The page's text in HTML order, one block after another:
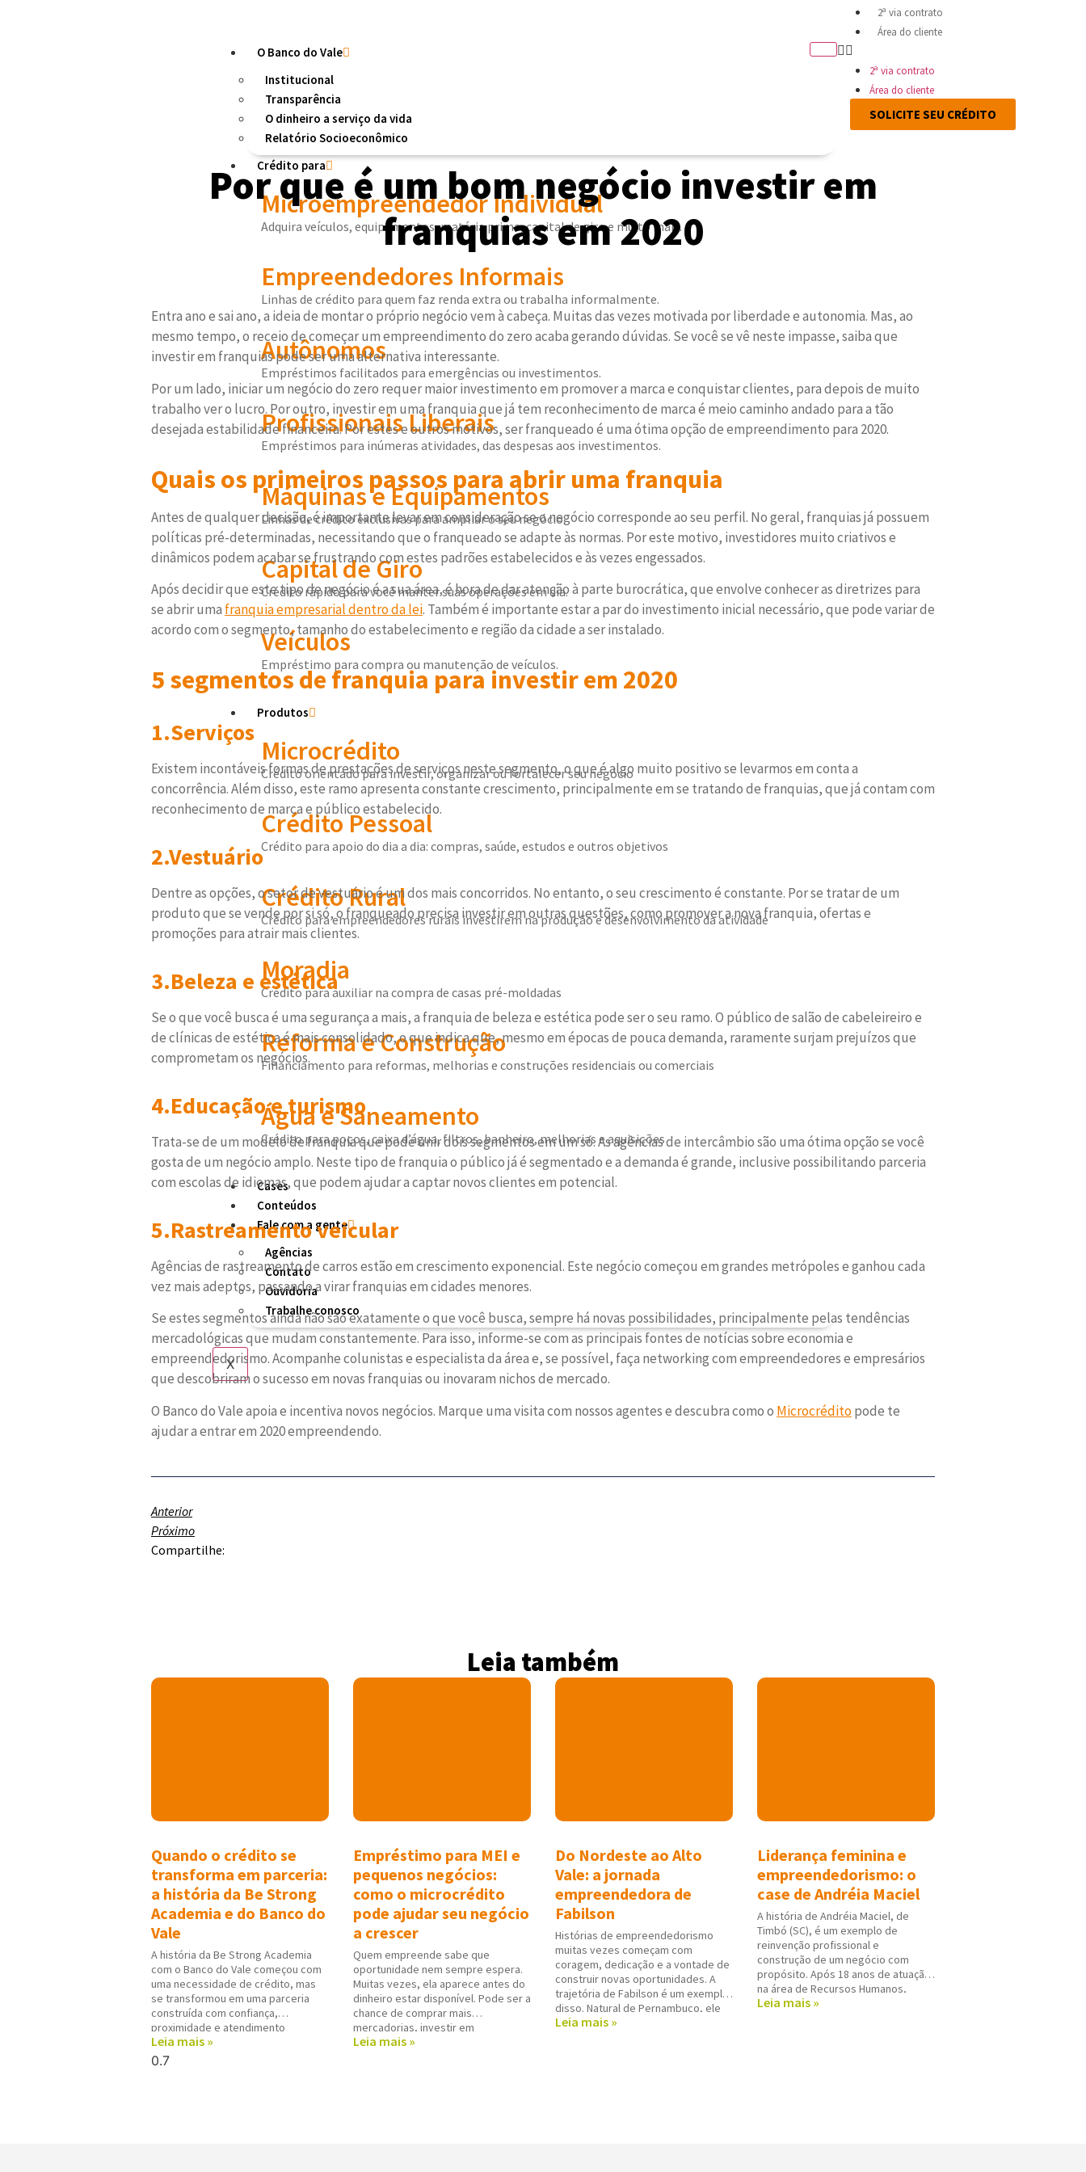
O Banco do Vale
Institucional
Transparência
O dinheiro a serviço da vida
Relatório Socioeconômico
Crédito para
Microempreendedor Individual
Adquira veículos, equipamentos, matéria prima, capital de giro e muito mais.
Empreendedores Informais
Linhas de crédito para quem faz renda extra ou trabalha informalmente.
Autônomos
Empréstimos facilitados para emergências ou investimentos.
Profissionais Liberais
Empréstimos para inúmeras atividades, das despesas aos investimentos.
Máquinas e Equipamentos
Linhas de crédito exclusivas para ampliar o seu negócio.
Capital de Giro
Crédito rápido para você manter suas operações em dia.
Veículos
Empréstimo para compra ou manutenção de veículos.
Produtos
Microcrédito
Crédito orientado para investir, organizar ou fortalecer seu negócio
Crédito Pessoal
Crédito para apoio do dia a dia: compras, saúde, estudos e outros objetivos
Crédito Rural
Crédito para empreendedores rurais investirem na produção e desenvolvimento da atividade
Moradia
Crédito para auxiliar na compra de casas pré-moldadas
Reforma e Construção
Financiamento para reformas, melhorias e construções residenciais ou comerciais
Água e Saneamento
Crédito para poços, caixa d’água, filtros, banheiro, melhorias e aquisições
Cases
Conteúdos
Fale com a gente
Agências
Contato
Ouvidoria
Trabalhe conosco
X
2ª via contrato
Área do cliente
2ª via contrato
Área do cliente
SOLICITE SEU CRÉDITO
Por que é um bom negócio investir em
franquias em 2020
Entra ano e sai ano, a ideia de montar o próprio negócio vem à cabeça. Muitas das vezes motivada por liberdade e autonomia. Mas, ao
mesmo tempo, o receio de começar um empreendimento do zero acaba gerando dúvidas. Se você se vê neste impasse, saiba que
investir em franquias pode ser uma alternativa interessante.
Por um lado, iniciar um negócio do zero requer maior investimento em promover a marca e conquistar clientes, para depois de muito
trabalho ver o lucro. Por outro, investir em uma franquia que já tem reconhecimento de marca é meio caminho andado para a tão
desejada estabilidade financeira. Por estes e outros motivos, ser franqueado é uma ótima opção de empreendimento para 2020.
Quais os primeiros passos para abrir uma franquia
Antes de qualquer decisão, é importante levar em consideração se o negócio corresponde ao seu perfil. No geral, franquias já possuem
políticas pré-determinadas, necessitando que o franqueado se adapte às normas. Por este motivo, investidores muito criativos e
dinâmicos podem acabar se frustrando com estes padrões estabelecidos e às vezes engessados.
Após decidir que este tipo de negócio é a sua área, é hora de dar atenção à parte burocrática, que envolve conhecer as diretrizes para
se abrir uma franquia empresarial dentro da lei. Também é importante estar a par do investimento inicial necessário, que pode variar de
acordo com o segmento, tamanho do estabelecimento e região da cidade a ser instalado.
5 segmentos de franquiapara investir em 2020
1.Serviços
Existem incontáveis formas de prestações de serviços neste segmento, o que é algo muito positivo se levarmos em conta a
concorrência. Além disso, este ramo apresenta constante crescimento, principalmente em se tratando de franquias, que já contam com
reconhecimento de marca e público estabelecido.
2.Vestuário
Dentre as opções, o setor de vestuário é um dos mais concorridos. No entanto, o seu crescimento é constante. Por se tratar de um
produto que se vende por si só, o franqueado precisa investir em outras questões, como promover a nova franquia, ofertas e
promoções para atrair mais clientes.
3.Beleza e estética
Se o que você busca é uma segurança a mais, a franquia de beleza e estética pode ser o seu ramo. O público de salão de cabeleireiro e
de clínicas de estética é mais consolidado, o que indica que, mesmo em épocas de pouca demanda, raramente surjam prejuízos que
comprometam os negócios.
4.Educação e turismo
Trata-se de um modelo de franquia que pode unir dois segmentos em um só. As agências de intercâmbio são uma ótima opção se você
gosta de um negócio amplo. Neste tipo de franquia o público já é segmentado e a demanda é grande, inclusive possibilitando parceria
com escolas de idiomas, que podem ajudar a captar novos clientes em potencial.
5.Rastreamento veicular
Agências de rastreamento de carros estão em crescimento exponencial. Este negócio começou em grandes metrópoles e ganhou cada
vez mais adeptos, passando a virar franquias em cidades menores.
Se estes segmentos ainda não são exatamente o que você busca, sempre há novas possibilidades, principalmente pelas tendências
mercadológicas que mudam constantemente. Para isso, informe-se com as principais fontes de notícias sobre economia e
empreendedorismo. Acompanhe colunistas e especialista da área e, se possível, faça networking com empreendedores e empresários
que descobriram o sucesso em novas franquias ou inovaram nichos de mercado.
O Banco do Vale apoia e incentiva novos negócios. Marque uma visita com nossos agentes e descubra como o Microcréditopode te
ajudar a entrar em 2020 empreendendo.
Anterior
Próximo
Compartilhe:
Leia também
Quando o crédito se
transforma em parceria:
a história da Be Strong
Academia e do Banco do
Vale
A história da Be Strong Academia
com o Banco do Vale começou com
uma necessidade de crédito, mas
se transformou em uma parceria
construída com confiança,
proximidade e atendimento
personalizado. Para Alex Junior
Gonçalves, proprietário da
Leia mais »
Empréstimo para MEI e
pequenos negócios:
como o microcrédito
pode ajudar seu negócio
a crescer
Quem empreende sabe que
oportunidade nem sempre espera.
Muitas vezes, ela aparece antes do
dinheiro estar disponível. Pode ser a
chance de comprar mais
mercadorias, investir em
equipamentos, melhorar o espaço
Leia mais »
Do Nordeste ao Alto
Vale: a jornada
empreendedora de
Fabilson
Histórias de empreendedorismo
muitas vezes começam com
coragem, dedicação e a vontade de
construir novas oportunidades. A
trajetória de Fabilson é um exemplo
disso. Natural de Pernambuco, ele
encontrou em Rio do Sul (SC) um
Leia mais »
Liderança feminina e
empreendedorismo: o
case de Andréia Maciel
A história de Andréia Maciel, de
Timbó (SC), é um exemplo de
reinvenção profissional e
construção de um negócio com
propósito. Após 18 anos de atuação
na área de Recursos Humanos,
Andréia decidiu mudar de carreira e,
Leia mais »